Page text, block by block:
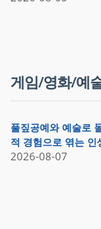
게임/영화/예
풀짚공예와 예술로
적 경험으로 엮는 인
2026-08-07